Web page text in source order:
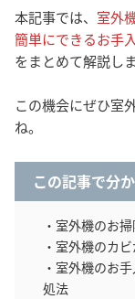
本記事では、 室外
簡単にできるお手
をまとめて解説しま
この機会にぜひ室
ね。
この記事で分
・室外機のお
・室外機のカ
・室外機のお
処法